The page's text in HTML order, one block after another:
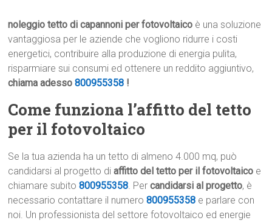
noleggio tetto di capannoni per fotovoltaico è una soluzione
vantaggiosa per le aziende che vogliono ridurre i costi
energetici, contribuire alla produzione di energia pulita,
risparmiare sui consumi ed ottenere un reddito aggiuntivo,
chiama adesso800955358 !
Come funziona l’affitto del tetto
per il fotovoltaico
Se la tua azienda ha un tetto di almeno 4.000 mq, può
candidarsi al progetto diaffitto del tetto per il fotovoltaico e
chiamare subito800955358. Percandidarsi al progetto, è
necessario contattare il numero800955358 e parlare con
noi. Un professionista del settore fotovoltaico ed energie